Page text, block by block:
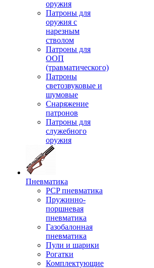
оружия
Патроны для
оружия с
нарезным
стволом
Патроны для
ООП
(травматического)
Патроны
светозвуковые и
шумовые
Снаряжение
патронов
Патроны для
служебного
оружия
Пневматика
PCP пневматика
Пружинно-
поршневая
пневматика
Газобалонная
пневматика
Пули и шарики
Рогатки
Комплектующие